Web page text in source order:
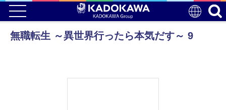
無職転生 ～異世界行ったら本気だす～ 9